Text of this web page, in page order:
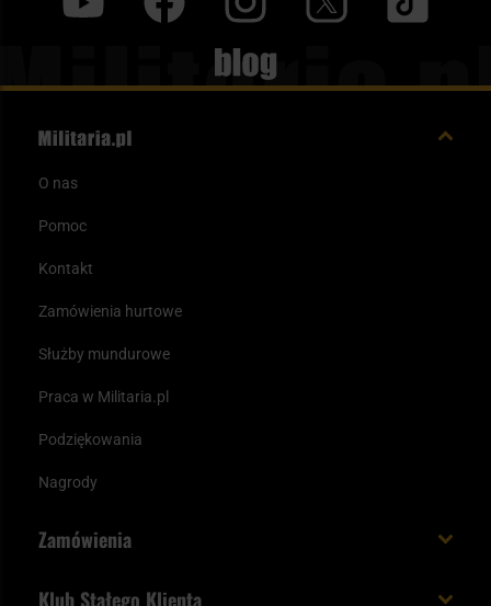
Blog
O nas
Pomoc
Kontakt
Zamówienia hurtowe
Służby mundurowe
Praca w Militaria.pl
Podziękowania
Nagrody
Zamówienia
Klub Stałego Klienta